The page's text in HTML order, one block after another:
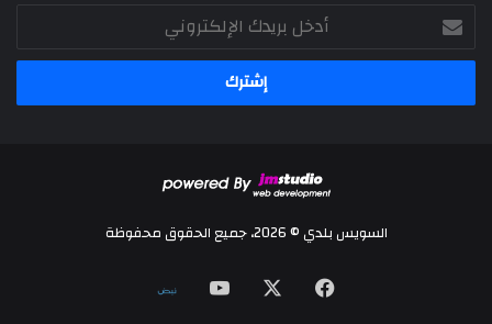
أدخل
بريدك
الإلكتروني
السويس بلدي © 2026، جميع الحقوق محفوظة
فيسبوك ‫YouTube